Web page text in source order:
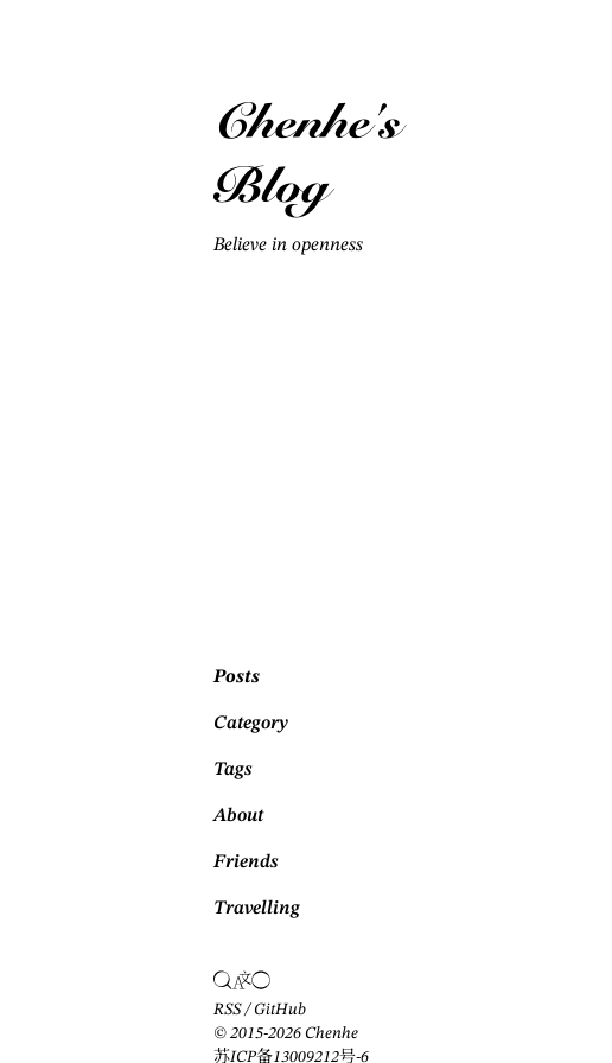
Chenhe's
Blog
Believe in openness
Posts
Category
Tags
About
Friends
Travelling
RSS/GitHub
© 2015-2026 Chenhe
苏ICP备13009212号-6